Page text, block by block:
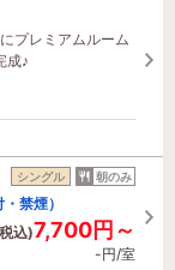
プレミアムルーム
成♪
シングル 朝のみ
禁煙）
込)7,700円～
-円/室